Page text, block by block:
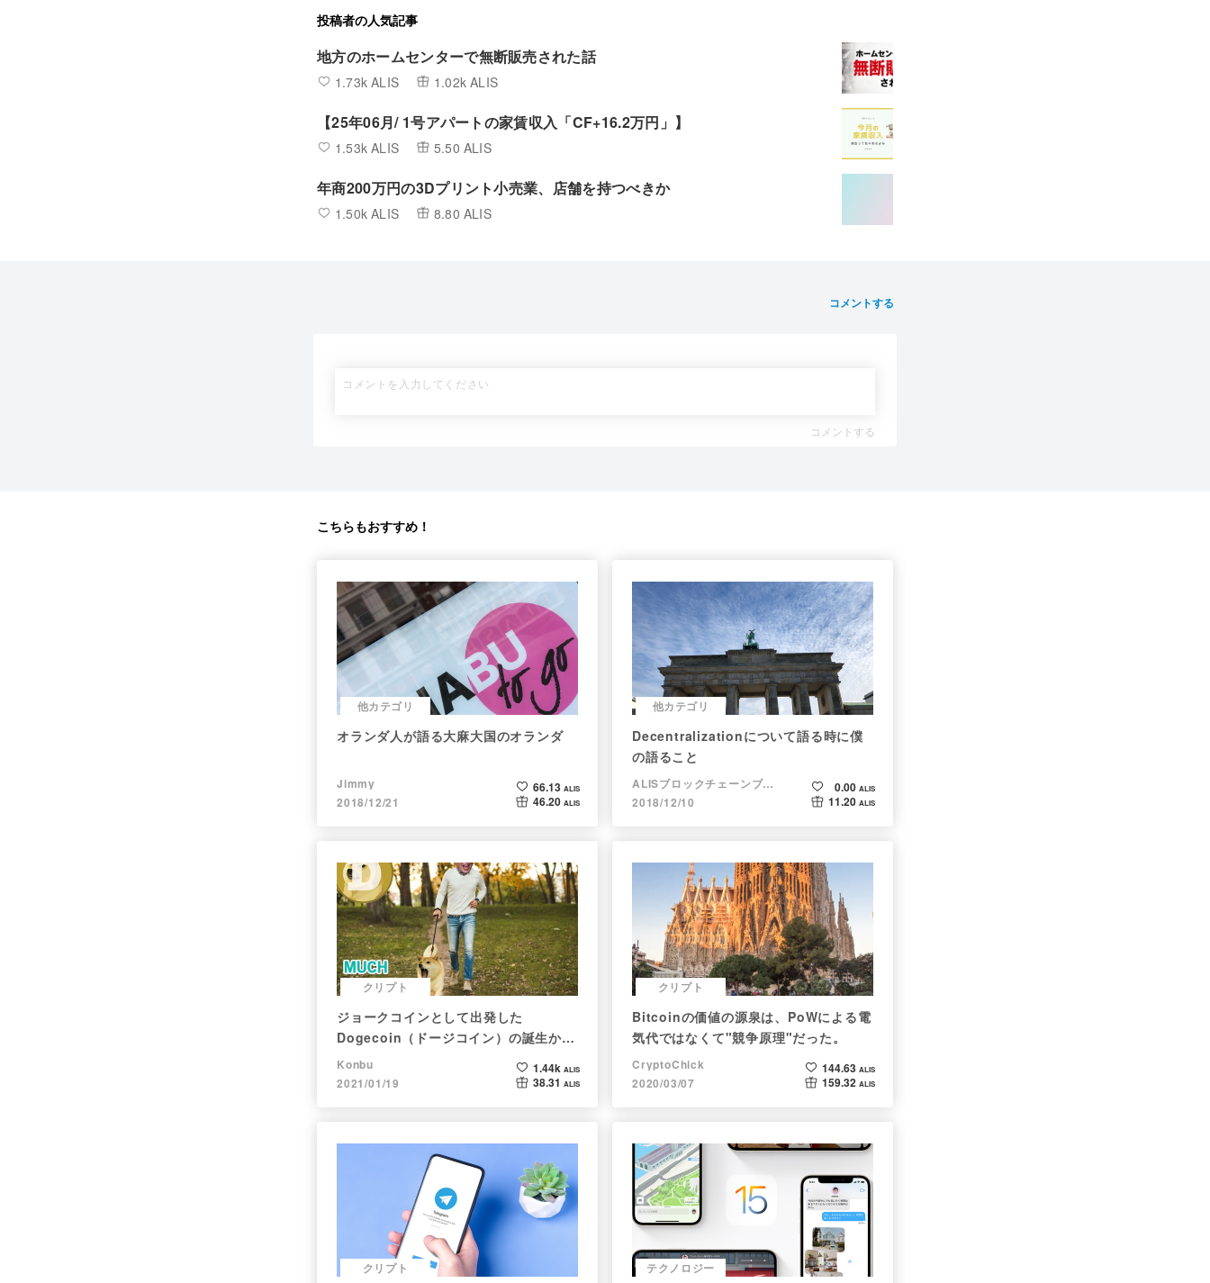
投稿者の人気記事
地方のホームセンターで無断販売された話
1.73k ALIS 1.02k ALIS
【25年06月/ 1号アパートの家賃収入「CF+16.2万円」】
1.53k ALIS 5.50 ALIS
年商200万円の3Dプリント小売業、店舗を持つべきか
1.50k ALIS 8.80 ALIS
コメントする
コメントする
こちらもおすすめ！
他カテゴリ
オランダ人が語る大麻大国のオランダ
Jimmy
2018/12/21
66.13 ALIS
46.20 ALIS
他カテゴリ
Decentralizationについて語る時に僕
の語ること
ALISブロックチェーンブログ
2018/12/10
0.00 ALIS
11.20 ALIS
クリプト
ジョークコインとして出発した
Dogecoin（ドージコイン）の誕生から
現在まで。注目される非証券性🐶
Konbu
2021/01/19
1.44k ALIS
38.31 ALIS
クリプト
Bitcoinの価値の源泉は、PoWによる電
気代ではなくて"競争原理"だった。
CryptoChick
2020/03/07
144.63 ALIS
159.32 ALIS
クリプト テクノロジー